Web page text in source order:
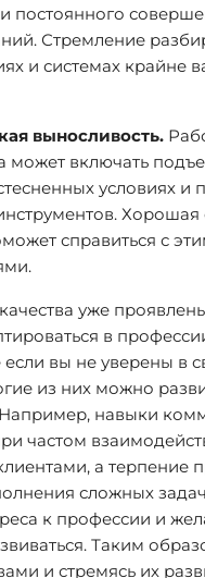
постоянного
Стремление
и системах крайне
выносливость.
может включать
условиях и
Хорошая
справиться с
уже
в
вы не уверены в
из них можно
навыки
частом
а терпение
сложных
к профессии и
Таким
и стремясь их